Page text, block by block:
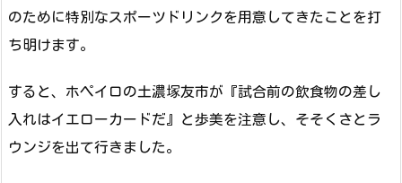
のために特別なスポーツドリンクを用意してきたことを打
ち明けます。
すると、ホペイロの土濃塚友市が『試合前の飲食物の差し
入れはイエローカードだ』と歩美を注意し、そそくさとラ
ウンジを出て行きました。